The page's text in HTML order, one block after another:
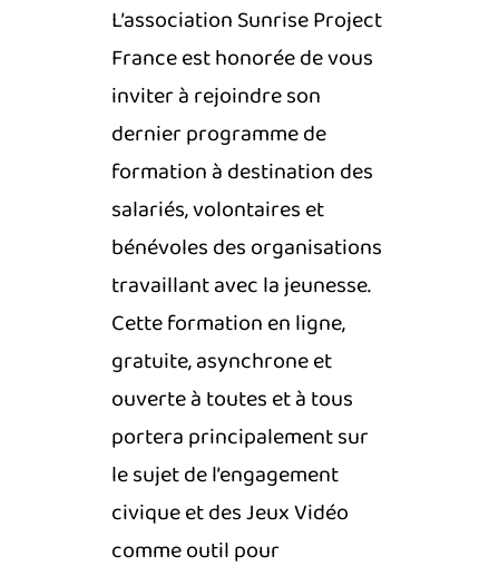
L’associationSunrise Project
Franceest honorée de vous
inviter à rejoindre son
dernier programme de
formation à destination des
salariés, volontaires et
bénévoles des organisations
travaillant avec la jeunesse.
Cette formation en ligne,
gratuite, asynchrone et
ouverte à toutes et à tous
portera principalement sur
le sujet de l’engagement
civique et des Jeux Vidéo
comme outil pour